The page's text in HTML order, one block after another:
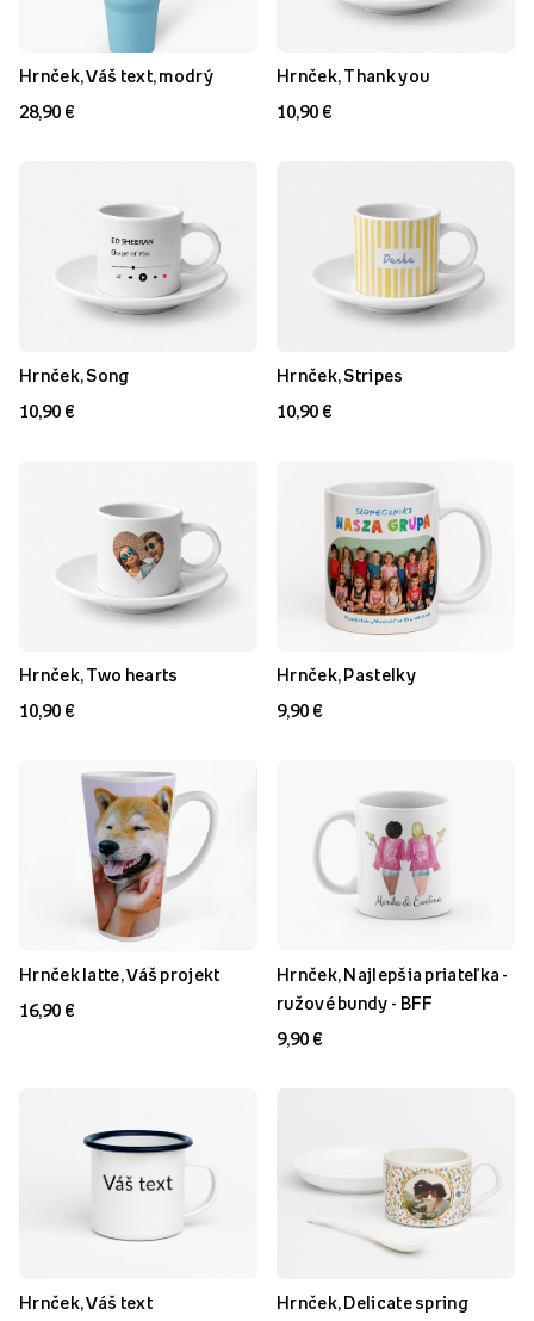
Hrnček, Váš text, modrý
28,90 €
Hrnček, Thank you
10,90 €
Hrnček, Song
10,90 €
Hrnček, Stripes
10,90 €
Hrnček, Two hearts
10,90 €
Hrnček, Pastelky
9,90 €
Hrnček latte, Váš projekt
16,90 €
Hrnček, Najlepšia priateľka -
ružové bundy - BFF
9,90 €
Hrnček, Váš text Hrnček, Delicate spring